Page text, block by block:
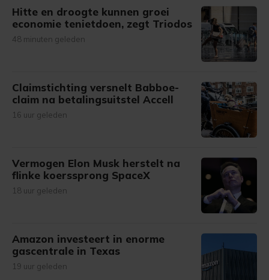
Hitte en droogte kunnen groei
economie tenietdoen, zegt Triodos
48 minuten geleden
Claimstichting versnelt Babboe-
claim na betalingsuitstel Accell
16 uur geleden
Vermogen Elon Musk herstelt na
flinke koerssprong SpaceX
18 uur geleden
Amazon investeert in enorme
gascentrale in Texas
19 uur geleden